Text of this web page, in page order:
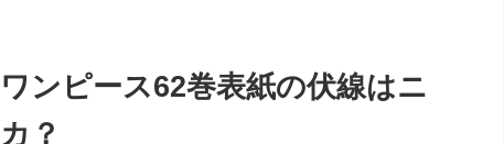
ワンピース62巻表紙の伏線はニ
カ？